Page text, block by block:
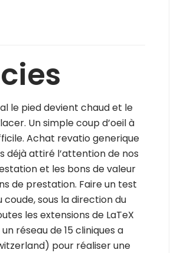
le pied devient chaud et le
Un simple coup d’oeil à
Achat revatio generique
déjà attiré l’attention de nos
et les bons de valeur
de prestation. Faire un test
sous la direction du
les extensions de LaTeX
réseau de 15 cliniques a
pour réaliser une